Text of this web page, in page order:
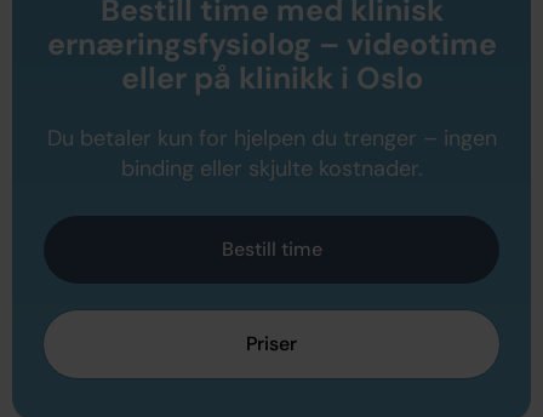
Bestill time med klinisk
ernæringsfysiolog – videotime
eller på klinikk i Oslo
Du betaler kun for hjelpen du trenger – ingen
binding eller skjulte kostnader.
Bestill time
Priser